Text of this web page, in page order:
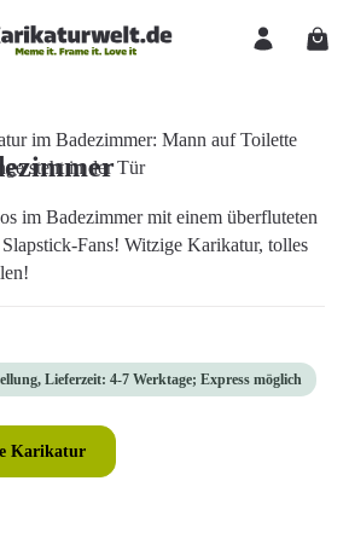
im Badezimmer mit einem überfluteten
Fans! Witzige Karikatur, tolles
Lieferzeit: 4-7 Werktage; Express möglich
Karikatur